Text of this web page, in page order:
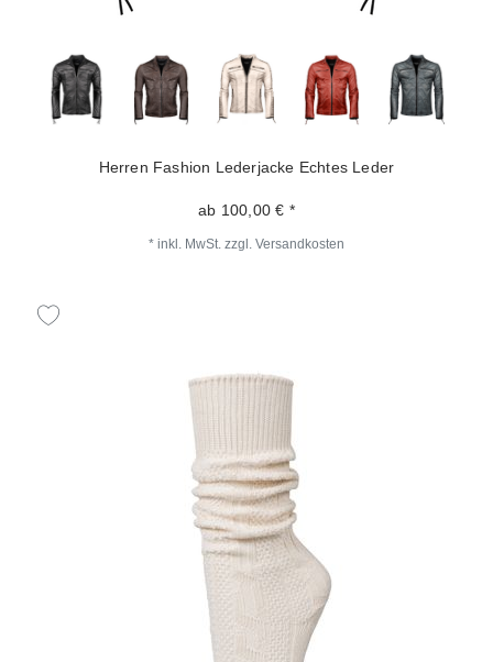
Herren Fashion Lederjacke Echtes Leder
ab 100,00 € *
* inkl. MwSt. zzgl. Versandkosten